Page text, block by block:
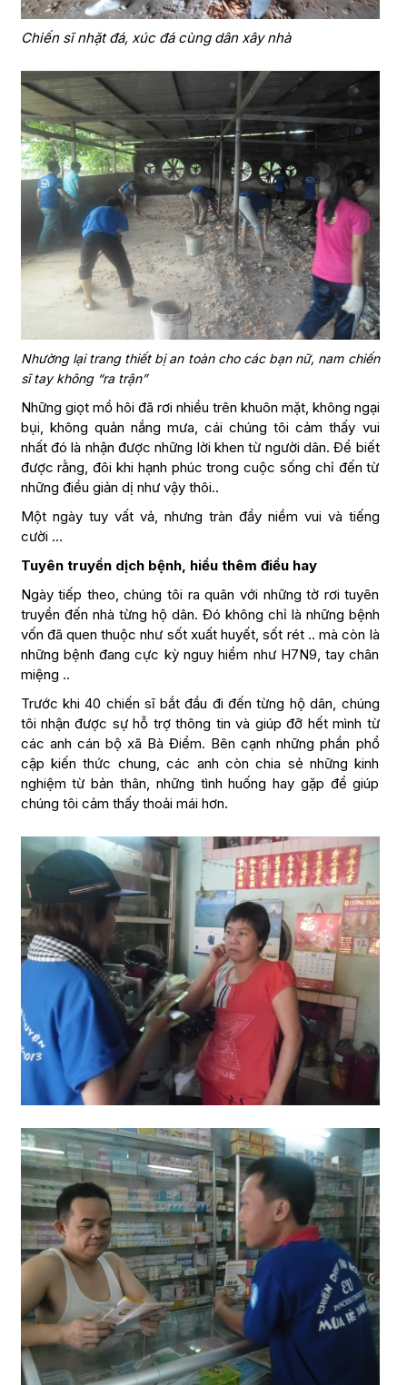
Chiến sĩ nhặt đá, xúc đá cùng dân xây nhà
Nhường lại trang thiết bị an toàn cho các bạn nữ, nam chiến
sĩ tay không “ra trận”
Những giọt mồ hôi đã rơi nhiều trên khuôn mặt, không ngại
bụi, không quản nắng mưa, cái chúng tôi cảm thấy vui
nhất đó là nhận được những lời khen từ người dân. Để biết
được rằng, đôi khi hạnh phúc trong cuộc sống chỉ đến từ
những điều giản dị như vậy thôi..
Một ngày tuy vất vả, nhưng tràn đầy niềm vui và tiếng
cười …
Tuyên truyền dịch bệnh, hiểu thêm điều hay
Ngày tiếp theo, chúng tôi ra quân với những tờ rơi tuyên
truyền đến nhà từng hộ dân. Đó không chỉ là những bệnh
vốn đã quen thuộc như sốt xuất huyết, sốt rét .. mà còn là
những bệnh đang cực kỳ nguy hiểm như H7N9, tay chân
miệng ..
Trước khi 40 chiến sĩ bắt đầu đi đến từng hộ dân, chúng
tôi nhận được sự hỗ trợ thông tin và giúp đỡ hết mình từ
các anh cán bộ xã Bà Điểm. Bên cạnh những phần phổ
cập kiến thức chung, các anh còn chia sẻ những kinh
nghiệm từ bản thân, những tình huống hay gặp để giúp
chúng tôi cảm thấy thoải mái hơn.